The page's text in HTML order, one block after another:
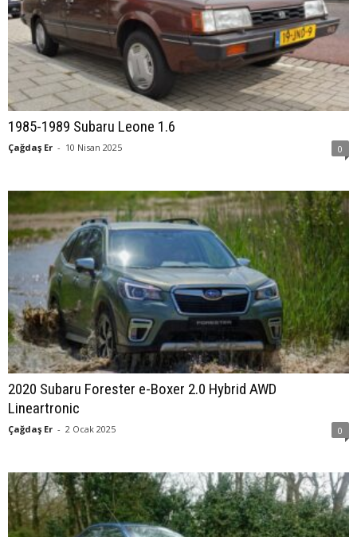
1985-1989 Subaru Leone 1.6
Çağdaş Er - 10 Nisan 2025 0
2020 Subaru Forester e-Boxer 2.0 Hybrid AWD
Lineartronic
Çağdaş Er - 2 Ocak 2025 0